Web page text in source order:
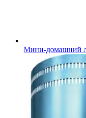
Мини-домашний